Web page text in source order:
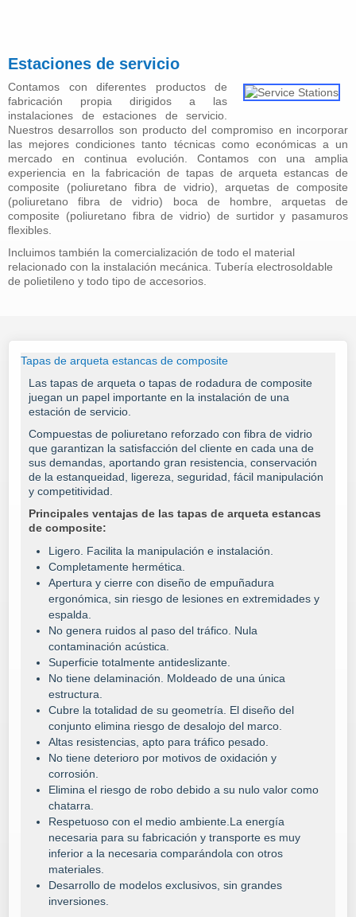
Estaciones de servicio
Contamos con diferentes productos de
fabricación propia dirigidos a las
instalaciones de estaciones de servicio.
Nuestros desarrollos son producto del compromiso en incorporar
las mejores condiciones tanto técnicas como económicas a un
mercado en continua evolución. Contamos con una amplia
experiencia en la fabricación de tapas de arqueta estancas de
composite (poliuretano fibra de vidrio), arquetas de composite
(poliuretano fibra de vidrio) boca de hombre, arquetas de
composite (poliuretano fibra de vidrio) de surtidor y pasamuros
flexibles.
Incluimos también la comercialización de todo el material
relacionado con la instalación mecánica. Tubería electrosoldable
de polietileno y todo tipo de accesorios.
Tapas de arqueta estancas de composite
Las tapas de arqueta o tapas de rodadura de composite
juegan un papel importante en la instalación de una
estación de servicio.
Compuestas de poliuretano reforzado con fibra de vidrio
que garantizan la satisfacción del cliente en cada una de
sus demandas, aportando gran resistencia, conservación
de la estanqueidad, ligereza, seguridad, fácil manipulación
y competitividad.
Principales ventajas de las tapas de arqueta estancas
de composite:
Ligero. Facilita la manipulación e instalación.
Completamente hermética.
Apertura y cierre con diseño de empuñadura
ergonómica, sin riesgo de lesiones en extremidades y
espalda.
No genera ruidos al paso del tráfico. Nula
contaminación acústica.
Superficie totalmente antideslizante.
No tiene delaminación. Moldeado de una única
estructura.
Cubre la totalidad de su geometría. El diseño del
conjunto elimina riesgo de desalojo del marco.
Altas resistencias, apto para tráfico pesado.
No tiene deterioro por motivos de oxidación y
corrosión.
Elimina el riesgo de robo debido a su nulo valor como
chatarra.
Respetuoso con el medio ambiente. La energía
necesaria para su fabricación y transporte es muy
inferior a la necesaria comparándola con otros
materiales.
Desarrollo de modelos exclusivos, sin grandes
inversiones.